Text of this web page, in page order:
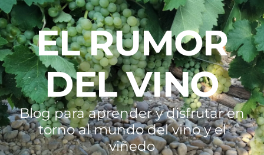
EL RUMOR
DEL VINO
Blog para aprender y disfrutar en
torno al mundo del vino y el
viñedo